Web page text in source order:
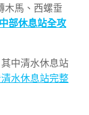
木馬、西螺垂
部休息站全攻
中清水休息站
水休息站完整